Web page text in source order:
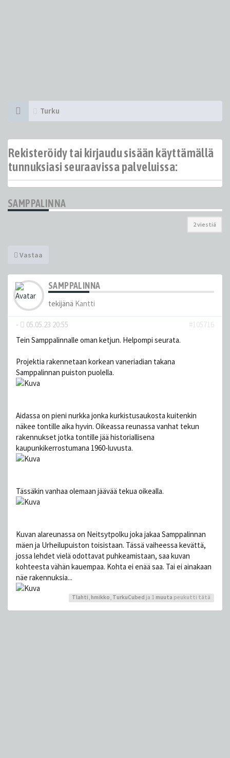
Turku
Rekisteröidy tai kirjaudu sisään käyttämällä
tunnuksiasi seuraavissa palveluissa:
SAMPPALINNA
2 viestiä
Vastaa
SAMPPALINNA
tekijänä Kantti
- 05.05.23 20:55
#105716
Tein Samppalinnalle oman ketjun. Helpompi seurata.
Projektia rakennetaan korkean vaneriadian takana
Samppalinnan puiston puolella.
Aidassa on pieni nurkka jonka kurkistusaukosta kuitenkin
näkee tontille aika hyvin. Oikeassa reunassa vanhat tekun
rakennukset jotka tontille jää historiallisena
kaupunkikerrostumana 1960-luvusta.
Tässäkin vanhaa olemaan jäävää tekua oikealla.
Kuvan alareunassa on Neitsytpolku joka jakaa Samppalinnan
mäen ja Urheilupuiston toisistaan. Tässä vaiheessa kevättä,
jossa lehdet vielä odottavat puhkeamistaan, saa kuvan
kohteesta vähän kauempaa. Kohta ei enää saa. Tai ei ainakaan
näe rakennuksia...
Tlahti, hmikko, TurkuCubed ja 1 muuta peukutti tätä